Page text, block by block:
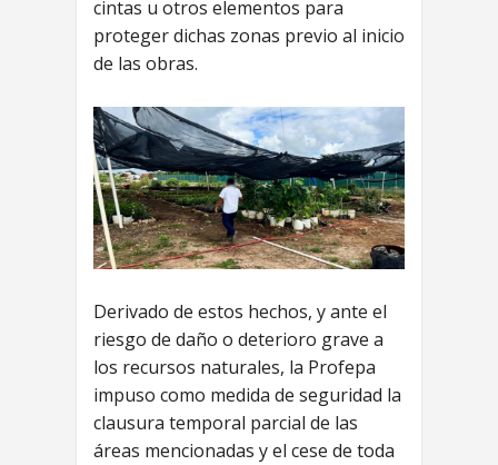
cintas u otros elementos para
proteger dichas zonas previo al inicio
de las obras.
Derivado de estos hechos, y ante el
riesgo de daño o deterioro grave a
los recursos naturales, la Profepa
impuso como medida de seguridad la
clausura temporal parcial de las
áreas mencionadas y el cese de toda